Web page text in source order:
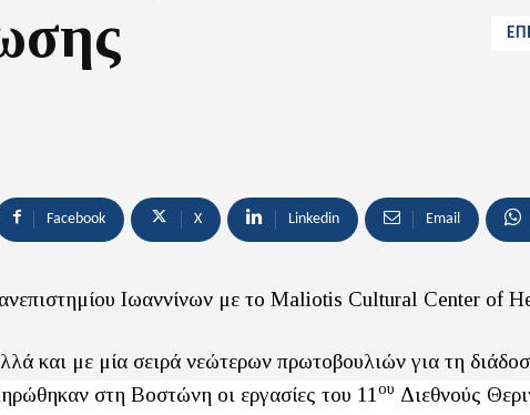
Facebook X Linkedin Email
Ιωαννίνων με το Maliotis Cultural Center of
και με μία σειρά νεώτερων πρωτοβουλιών για τη
στη Βοστώνη οι εργασίες του 11ου Διεθνούς